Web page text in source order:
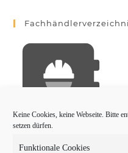
Keine Cookies, keine Webseite. Bitte
setzen dürfen.
Funktionale Cookies